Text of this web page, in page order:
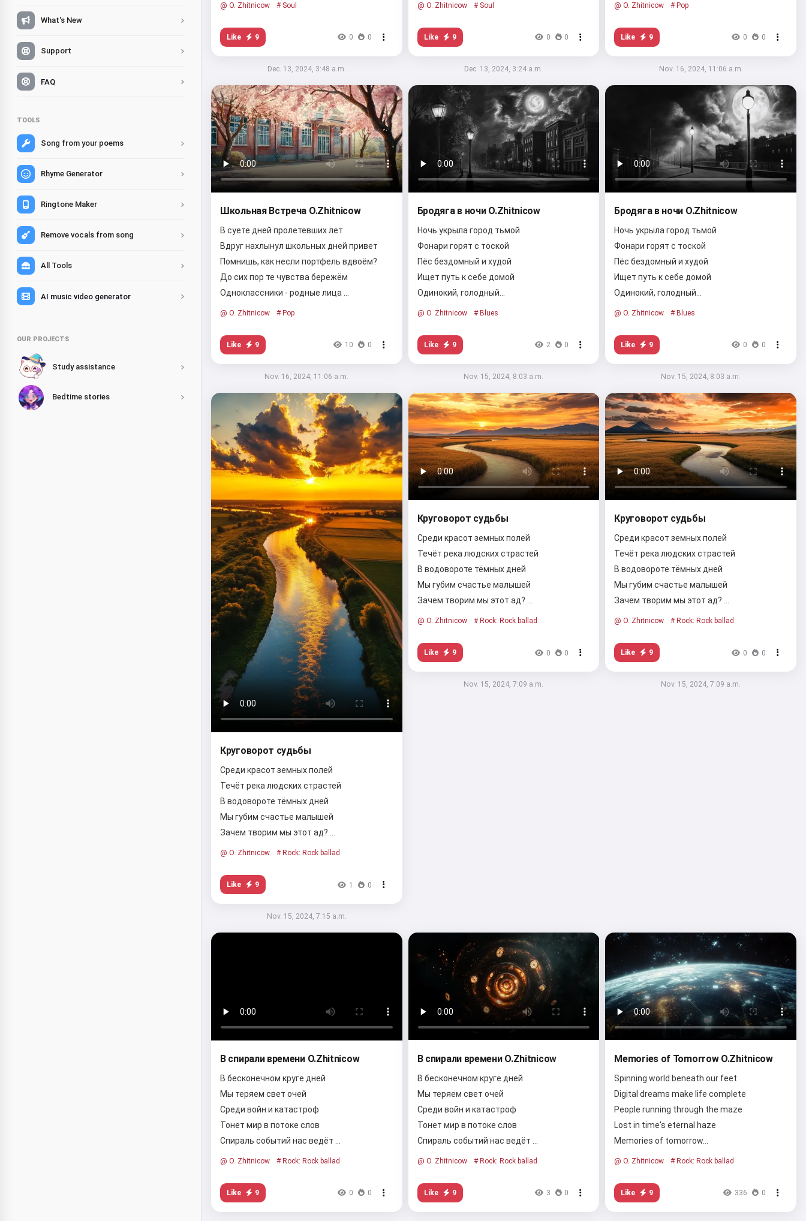
What's New
Support
FAQ
TOOLS
Song from your poems
Rhyme Generator
Ringtone Maker
Remove vocals from song
All Tools
AI music video generator
OUR PROJECTS
Study assistance
Bedtime stories
@ O. Zhitnicow # Soul
Like 9 0 0
Dec. 13, 2024, 3:48 a.m.
@ O. Zhitnicow # Soul
Like 9 0 0
Dec. 13, 2024, 3:24 a.m.
@ O. Zhitnicow # Pop
Like 9 0 0
Nov. 16, 2024, 11:06 a.m.
Школьная Встреча O.Zhitnicow
В суете дней пролетевших лет
Вдруг нахлынул школьных дней привет
Помнишь, как несли портфель вдвоём?
До сих пор те чувства бережём
Одноклассники - родные лица …
@ O. Zhitnicow # Pop
Like 9 10 0
Nov. 16, 2024, 11:06 a.m.
Бродяга в ночи O.Zhitnicow
Ночь укрыла город тьмой
Фонари горят с тоской
Пёс бездомный и худой
Ищет путь к себе домой
Одинокий, голодный…
@ O. Zhitnicow # Blues
Like 9 2 0
Nov. 15, 2024, 8:03 a.m.
Бродяга в ночи O.Zhitnicow
Ночь укрыла город тьмой
Фонари горят с тоской
Пёс бездомный и худой
Ищет путь к себе домой
Одинокий, голодный…
@ O. Zhitnicow # Blues
Like 9 0 0
Nov. 15, 2024, 8:03 a.m.
Круговорот судьбы
Среди красот земных полей
Течёт река людских страстей
В водовороте тёмных дней
Мы губим счастье малышей
Зачем творим мы этот ад? …
@ O. Zhitnicow # Rock: Rock ballad
Like 9 1 0
Nov. 15, 2024, 7:15 a.m.
Круговорот судьбы
Среди красот земных полей
Течёт река людских страстей
В водовороте тёмных дней
Мы губим счастье малышей
Зачем творим мы этот ад? …
@ O. Zhitnicow # Rock: Rock ballad
Like 9 0 0
Nov. 15, 2024, 7:09 a.m.
Круговорот судьбы
Среди красот земных полей
Течёт река людских страстей
В водовороте тёмных дней
Мы губим счастье малышей
Зачем творим мы этот ад? …
@ O. Zhitnicow # Rock: Rock ballad
Like 9 0 0
Nov. 15, 2024, 7:09 a.m.
В спирали времени O.Zhitnicow
В бесконечном круге дней
Мы теряем свет очей
Среди войн и катастроф
Тонет мир в потоке слов
Спираль событий нас ведёт …
@ O. Zhitnicow # Rock: Rock ballad
Like 9 0 0
В спирали времени O.Zhitnicow
В бесконечном круге дней
Мы теряем свет очей
Среди войн и катастроф
Тонет мир в потоке слов
Спираль событий нас ведёт …
@ O. Zhitnicow # Rock: Rock ballad
Like 9 3 0
Memories of Tomorrow O.Zhitnicow
Spinning world beneath our feet
Digital dreams make life complete
People running through the maze
Lost in time's eternal haze
Memories of tomorrow…
@ O. Zhitnicow # Rock: Rock ballad
Like 9 336 0
I can create songs, write poems
and congratulations 🥰
Try it
I accept: Terms of Service,
Privacy Policy,
Refund Policy